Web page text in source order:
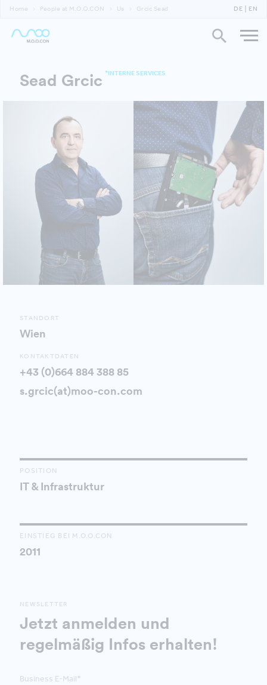
Home People at M.O.O.CON Us Grcic Sead DE EN
Sead Grcic *INTERNE SERVICES
STANDORT
Wien
KONTAKTDATEN
+43 (0)664 884 388 85
s.grcic(at)moo-con.com
POSITION
IT & Infrastruktur
EINSTIEG BEI M.O.O.CON
2011
NEWSLETTER
Jetzt anmelden und
regelmäßig Infos erhalten!